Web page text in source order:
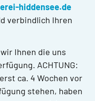
hiddensee.de
verbindlich Ihren
Ihnen die uns
ACHTUNG:
ca. 4 Wochen vor
stehen, haben